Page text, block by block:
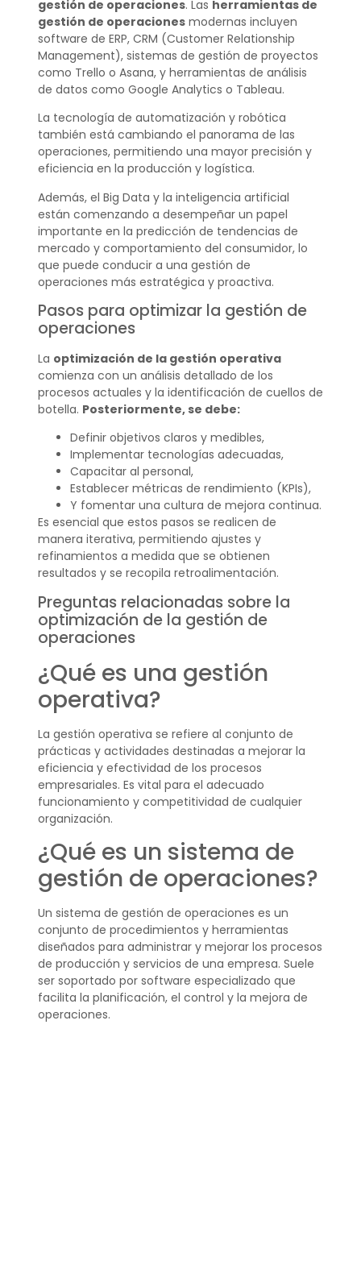
gestión de operaciones. Las herramientas de
gestión de operacionesmodernas incluyen
software de ERP, CRM (Customer Relationship
Management), sistemas de gestión de proyectos
como Trello o Asana, y herramientas de análisis
de datos como Google Analytics o Tableau.
La tecnología de automatización y robótica
también está cambiando el panorama de las
operaciones, permitiendo una mayor precisión y
eficiencia en la producción y logística.
Además, el Big Data y la inteligencia artificial
están comenzando a desempeñar un papel
importante en la predicción de tendencias de
mercado y comportamiento del consumidor, lo
que puede conducir a una gestión de
operaciones más estratégica y proactiva.
Pasos para optimizar la gestión de
operaciones
La optimización de la gestión operativa
comienza con un análisis detallado de los
procesos actuales y la identificación de cuellos de
botella. Posteriormente, se debe:
Definir objetivos claros y medibles,
Implementar tecnologías adecuadas,
Capacitar al personal,
Establecer métricas de rendimiento (KPIs),
Y fomentar una cultura de mejora continua.
Es esencial que estos pasos se realicen de
manera iterativa, permitiendo ajustes y
refinamientos a medida que se obtienen
resultados y se recopila retroalimentación.
Preguntas relacionadas sobre la
optimización de la gestión de
operaciones
¿Qué es una gestión
operativa?
La gestión operativa se refiere al conjunto de
prácticas y actividades destinadas a mejorar la
eficiencia y efectividad de los procesos
empresariales. Es vital para el adecuado
funcionamiento y competitividad de cualquier
organización.
¿Qué es un sistema de
gestión de operaciones?
Un sistema de gestión de operaciones es un
conjunto de procedimientos y herramientas
diseñados para administrar y mejorar los procesos
de producción y servicios de una empresa. Suele
ser soportado por software especializado que
facilita la planificación, el control y la mejora de
operaciones.